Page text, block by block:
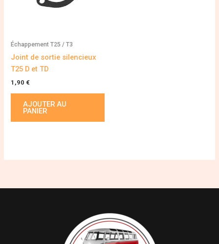
Échappement T25 / T3
Joint de sortie silencieux
T25 D et TD
1,90 €
AJOUTER AU
PANIER